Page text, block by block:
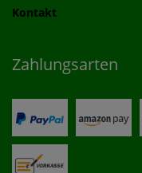
Kontakt
Zahlungsarten